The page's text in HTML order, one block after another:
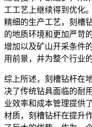
工工艺上继续得到优化
精细的生产工艺，刻槽
的地质环境和更加严苛
增加以及矿山开采条件
用前景，并为整个行业
综上所述，刻槽钻杆在
决了传统钻具面临的耐
业效率和成本管理提供
材质，刻槽钻杆在提升